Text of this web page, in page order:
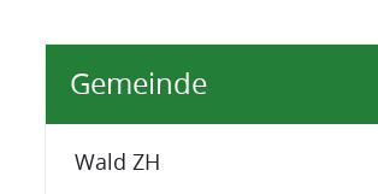
Gemeinde
Wald ZH